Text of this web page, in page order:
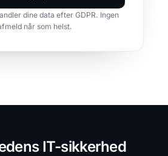
dine data efter GDPR. Ingen
når som helst.
IT-sikkerhed